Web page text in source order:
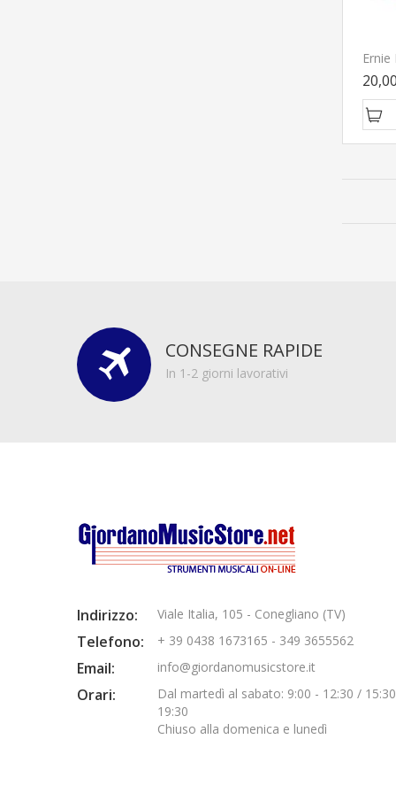
CONSEGNE RAPIDE
In 1-2 giorni lavorativi
Indirizzo: Viale Italia, 105 - Conegliano (TV)
Telefono: + 39 0438 1673165 - 349 3655562
Email: info@giordanomusicstore.it
Orari:
Dal martedì al sabato: 9:00 - 12:30 /
19:30
Chiuso alla domenica e lunedì